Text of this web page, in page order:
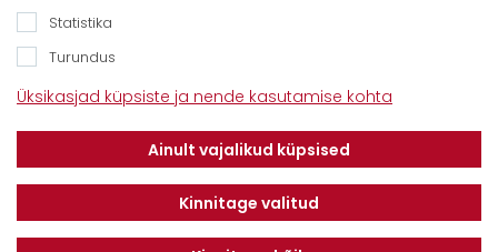
Klientidele
Meist
Kontaktid
Teenindus
Finantseerimine
Privaatsuseeskiri
Statistika
Turundus
Üksikasjad küpsiste ja nende kasutamise kohta
Ainult vajalikud küpsised
Kinnitage valitud